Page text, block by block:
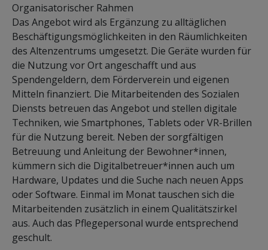
Organisatorischer Rahmen
Das Angebot wird als Ergänzung zu alltäglichen
Beschäftigungsmöglichkeiten in den Räumlichkeiten
des Altenzentrums umgesetzt. Die Geräte wurden für
die Nutzung vor Ort angeschafft und aus
Spendengeldern, dem Förderverein und eigenen
Mitteln finanziert. Die Mitarbeitenden des Sozialen
Diensts betreuen das Angebot und stellen digitale
Techniken, wie Smartphones, Tablets oder VR-Brillen
für die Nutzung bereit. Neben der sorgfältigen
Betreuung und Anleitung der Bewohner*innen,
kümmern sich die Digitalbetreuer*innen auch um
Hardware, Updates und die Suche nach neuen Apps
oder Software. Einmal im Monat tauschen sich die
Mitarbeitenden zusätzlich in einem Qualitätszirkel
aus. Auch das Pflegepersonal wurde entsprechend
geschult.